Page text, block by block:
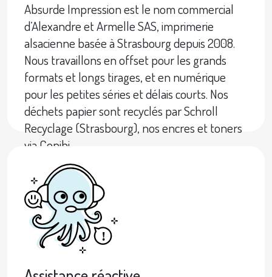
Absurde Impression est le nom commercial
d’Alexandre et Armelle SAS, imprimerie
alsacienne basée à Strasbourg depuis 2008.
Nous travaillons en offset pour les grands
formats et longs tirages, et en numérique
pour les petites séries et délais courts. Nos
déchets papier sont recyclés par Schroll
Recyclage (Strasbourg), nos encres et toners
via Conibi.